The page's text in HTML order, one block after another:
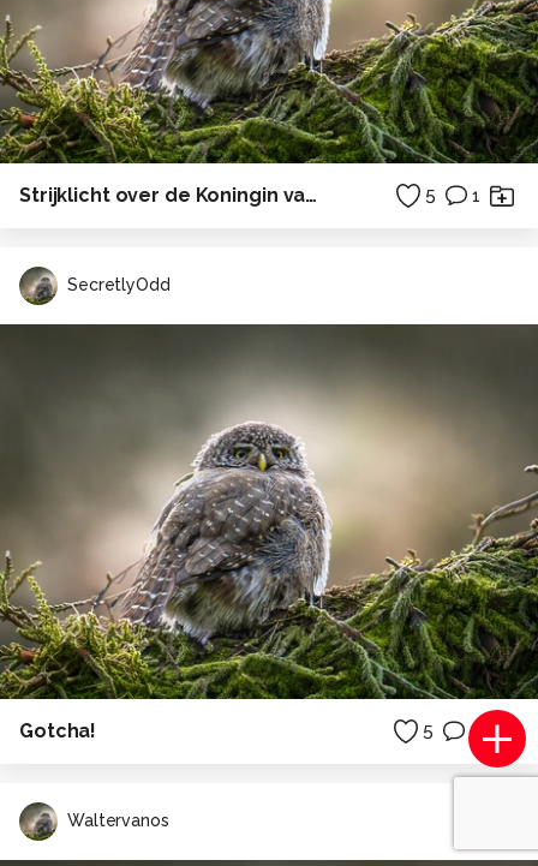
Strijklicht over de Koningin van de pages 5 1
SecretlyOdd
Gotcha! 5 0
Waltervanos